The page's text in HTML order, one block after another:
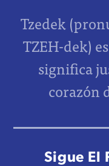
Tzedek
TZEH-dek)
significa
corazón
Sigue El